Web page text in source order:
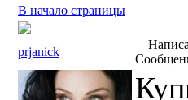
В начало страницы
prjanick